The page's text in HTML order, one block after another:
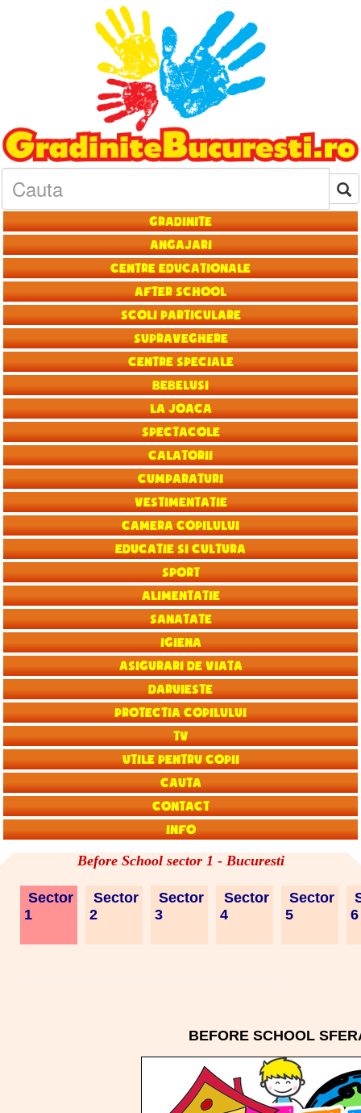
Gradinite
Angajari
Centre educationale
After School
Scoli particulare
Supraveghere
Centre speciale
Bebelusi
La joaca
Spectacole
Calatorii
Cumparaturi
Vestimentatie
Camera copilului
Educatie si Cultura
Sport
Alimentatie
Sanatate
Igiena
Asigurari de viata
Daruieste
Protectia copilului
TV
Utile pentru copii
Cauta
Contact
Info
Before School sector 1 - Bucuresti
Sector
1
Sector
2
Sector
3
Sector
4
Sector
5
BEFORE SCHOOL